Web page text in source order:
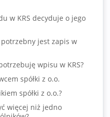
w KRS decyduje o jego
jest zapis w
wpisu w KRS?
spółki z o.o.
spółki z o.o.?
więcej niż jedno